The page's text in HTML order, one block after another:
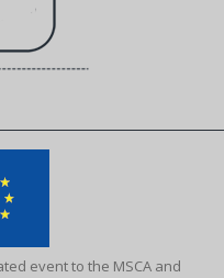
event to the MSCA and